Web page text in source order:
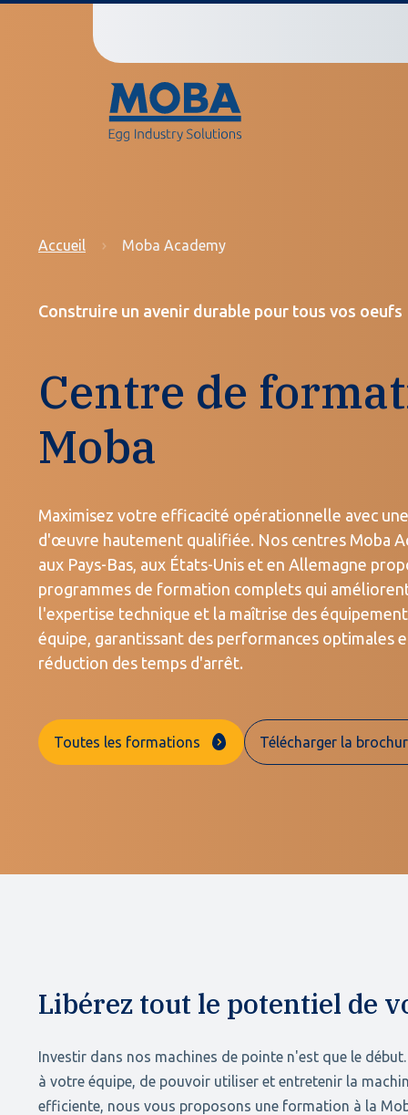
Accueil Moba Academy
Construire un avenir durable pour tous vos oeufs
Centre de
Moba
Maximisez votre efficacité opérationnelle avec
d'œuvre hautement qualifiée. Nos centres Moba
aux Pays-Bas, aux États-Unis et en Allemagne
programmes de formation complets qui
l'expertise technique et la maîtrise des
équipe, garantissant des performances optimales
réduction des temps d'arrêt.
Toutes les formations Télécharger la
Libérez tout le potentiel de
Investir dans nos machines de pointe n'est que le
à votre équipe, de pouvoir utiliser et entretenir la
efficiente, nous vous proposons une formation à la